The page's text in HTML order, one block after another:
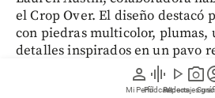
person
Mi Perfil
graphic_eq
Pódcast
play_arrow
Videos
photo_camera
Reportajes
el Crop Over. El diseño destacó
con piedras multicolor, plumas,
detalles inspirados en un pavo